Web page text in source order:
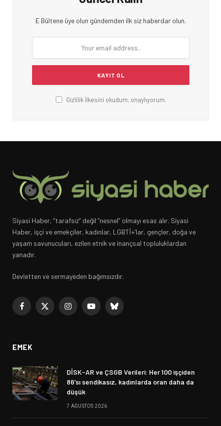
E Bültene üye olun gündemden ilk siz haberdar olun.
Gizlilik İlkesini okudum, onaylıyorum.
Siyasi Haber, “tarafsız” değil “nesnel” olmayı esas alır. Siyasi
Haber, işçi ve emekçiler, kadınlar, LGBTİ+’lar, gençler, doğa ve
yaşam savunucuları, ezilen etnik ve inançsal topluluklardan
yanadır.
Devletten ve sermayeden bağımsızdır.
Facebook
X
InstagramYouTubeBluesky
EMEK
DİSK-AR ve ÇSGB Verileri: Her 100 işçiden
86’sı sendikasız, kadınlarda oran daha da
düşük
7 AĞUSTOS 2026